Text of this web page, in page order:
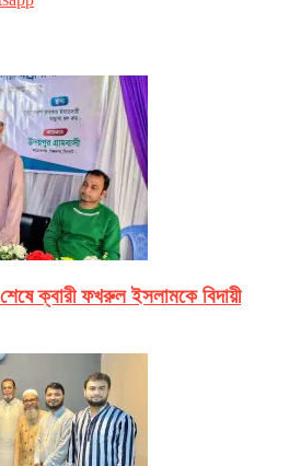
ক্বারী ফখরুল ইসলামকে বিদায়ী